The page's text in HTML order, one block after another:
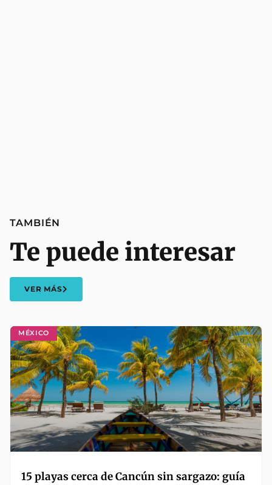
MÉXICO
15 playas cerca de Cancún sin sargazo: guía
TAMBIÉN
Te puede interesar
VER MÁS